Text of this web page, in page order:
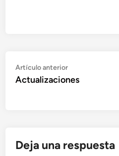
Navegación
de
Artículo anteriorArtículo
anterior:
Actualizaciones
Deja una respuesta